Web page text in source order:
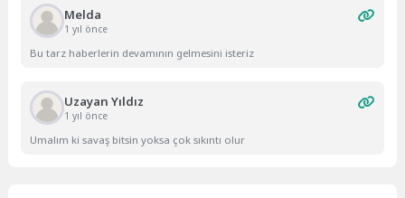
Melda
1 yıl önce
Bu tarz haberlerin devamının gelmesini isteriz
Uzayan Yıldız
1 yıl önce
Umalım ki savaş bitsin yoksa çok sıkıntı olur